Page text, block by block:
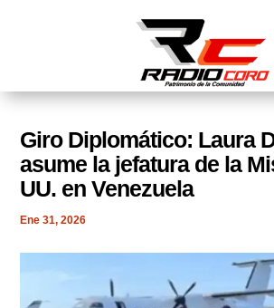
​Giro Diplomático: Laura
asume la jefatura de la
UU. en Venezuela
Ene 31, 2026